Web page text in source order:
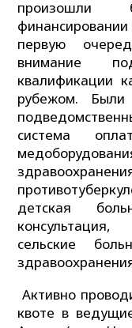
произошли
первую
внимание
квалификации
рубежом. Были
система
детская
сельские
Активно
квоте в